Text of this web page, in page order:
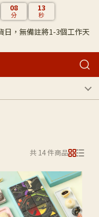
08
分
13
秒
日，無備註將1-3個工作天
共 14 件商品